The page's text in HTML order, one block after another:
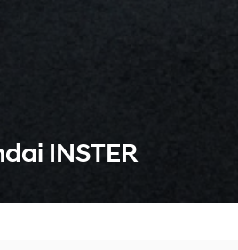
INSTER